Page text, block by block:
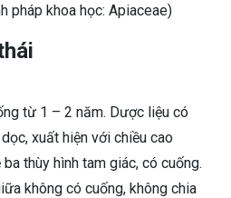
pháp khoa học: Apiaceae)
từ 1 – 2 năm. Dược liệu có
xuất hiện với chiều cao
thùy hình tam giác, có cuống.
không có cuống, không chia